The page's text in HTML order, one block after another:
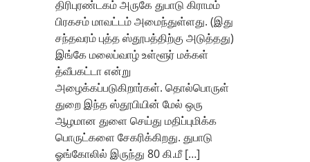
திரிபுரண்டகம் அருகே துபாடு கிராமம்
பிரகசம் மாவட்டம் அமைந்துள்ளது. (இது
சந்தவரம் புத்த ஸ்தூபத்திற்கு அடுத்தது)
இங்கே மலைப்வாழ் உள்ளூர் மக்கள்
த்வீபகட்டா என்று
அழைக்கப்படுகிறார்கள். தொல்பொருள்
துறை இந்த ஸ்தூபியின் மேல் ஒரு
ஆழமான துளை செய்து மதிப்புமிக்க
பொருட்களை சேகரிக்கிறது. துபாடு
ஓங்கோலில் இருந்து 80 கி.மீ […]